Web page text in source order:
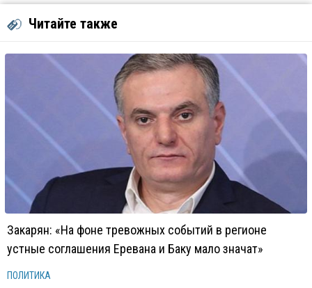
Читайте также
Закарян: «На фоне тревожных событий в регионе
устные соглашения Еревана и Баку мало значат»
ПОЛИТИКА